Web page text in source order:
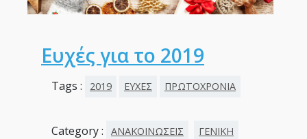
Ευχές για το 2019
Tags : 2019 ΕΥΧΕΣ ΠΡΩΤΟΧΡΟΝΙΑ
Category : ΑΝΑΚΟΙΝΩΣΕΙΣ ΓΕΝΙΚΗ